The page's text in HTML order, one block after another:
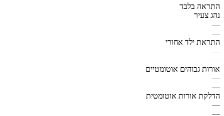
התראה בלבד
נהג צעיר
—
—
התראת ילד אחורי
—
—
אורות גבוהים אוטומטיים
—
—
הדלקת אורות אוטומטית
—
—